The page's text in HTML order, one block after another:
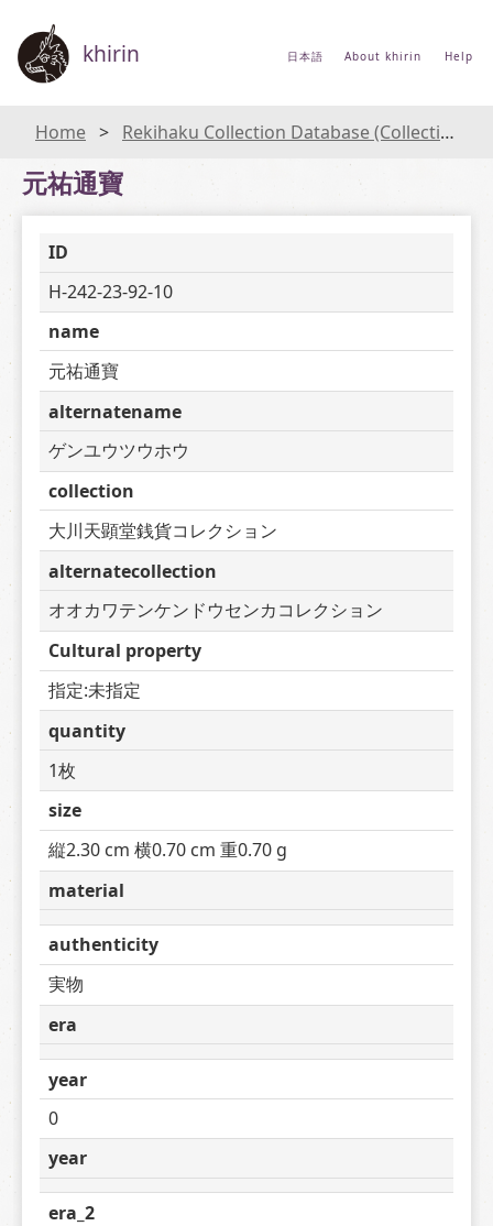
khirin 日本語 About khirin Help
Home Rekihaku Collection Database (Collections Database of the National Museum of Japanese History)
元祐通寶
ID
H-242-23-92-10
name
元祐通寶
alternatename
ゲンユウツウホウ
collection
大川天顕堂銭貨コレクション
alternatecollection
オオカワテンケンドウセンカコレクション
Cultural property
指定:未指定
quantity
1枚
size
縦2.30 cm 横0.70 cm 重0.70 g
material
authenticity
実物
era
year
0
year
era_2